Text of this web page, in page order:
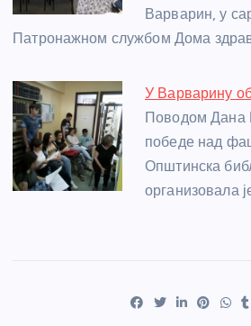
Варварин, у
Патронажном службом Дома
У Варварину
Поводом Дана
победе над
Општинска
организовала